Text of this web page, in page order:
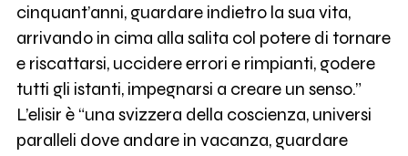
cinquant’anni, guardare indietro la sua vita,
arrivando in cima alla salita col potere di tornare
e riscattarsi, uccidere errori e rimpianti, godere
tutti gli istanti, impegnarsi a creare un senso.”
L’elisir è “una svizzera della coscienza, universi
paralleli dove andare in vacanza, guardare